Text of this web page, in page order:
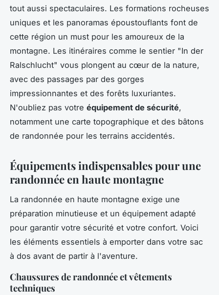
tout aussi spectaculaires. Les formations rocheuses
uniques et les panoramas époustouflants font de
cette région un must pour les amoureux de la
montagne. Les itinéraires comme le sentier "In der
Ralschlucht" vous plongent au cœur de la nature,
avec des passages par des gorges
impressionnantes et des forêts luxuriantes.
N'oubliez pas votre équipement de sécurité,
notamment une carte topographique et des bâtons
de randonnée pour les terrains accidentés.
Équipements indispensables pour une
randonnée en haute montagne
La randonnée en haute montagne exige une
préparation minutieuse et un équipement adapté
pour garantir votre sécurité et votre confort. Voici
les éléments essentiels à emporter dans votre sac
à dos avant de partir à l'aventure.
Chaussures de randonnée et vêtements
techniques